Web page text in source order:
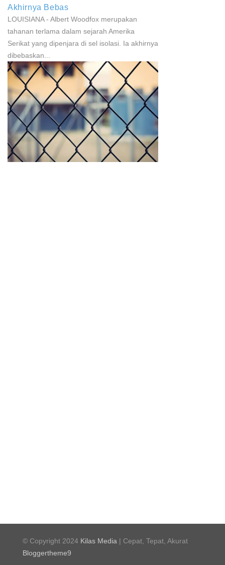
Akhirnya Bebas
LOUISIANA - Albert Woodfox merupakan
tahanan terlama dalam sejarah Amerika
Serikat yang dipenjara di sel isolasi. Ia akhirnya
dibebaskan...
© Copyright 2024 Kilas Media | Cepat, Tepat, Akurat
Bloggertheme9